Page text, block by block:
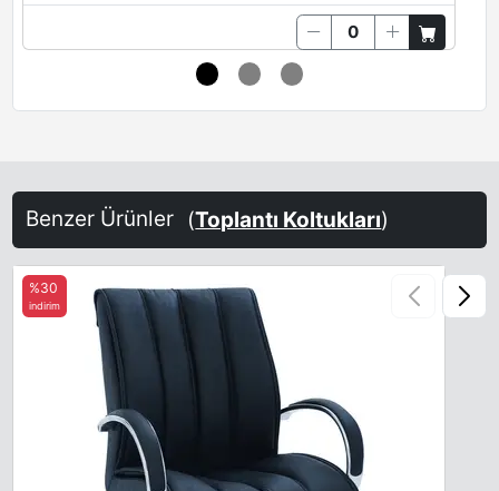
Benzer Ürünler (Toplantı Koltukları)
%30
indirim